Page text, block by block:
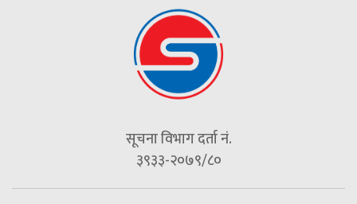
सूचना विभाग दर्ता नं.
३९३३-२०७९/८०